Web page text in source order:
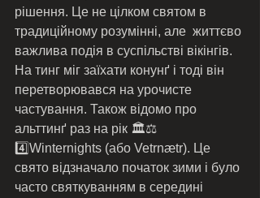
рішення. Це не цілком святом в
традиційному розумінні, але  життєво
важлива подія в суспільстві вікінгів.
На тинг міг заїхати конунґ і тоді він
перетворювався на урочисте
частування. Також відомо про
альттинґ раз на рік 🏛️⚖️
4️⃣Winternights (або Vetrnætr). Це
свято відзначало початок зими і було
часто святкуванням в середині